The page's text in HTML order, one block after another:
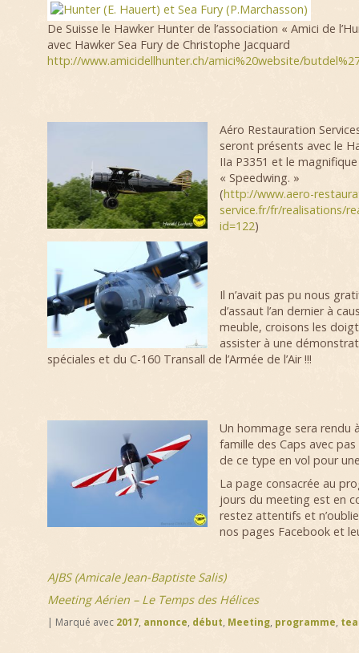
De Suisse le Hawker Hunter de l’association « Amici de
avec Hawker Sea Fury de Christophe Jacquard
http://www.amicidellhunter.ch/amici%20website/
Aéro Restauration
seront présents avec le
IIa P3351 et le
« Speedwing. »
(http://www.aero-
service.fr/fr/realisations/
id=122)
Il n’avait pas pu nous
d’assaut l’an dernier à
meuble, croisons les
assister à une
spéciales et du C-160 Transall de l’Armée de l’Air !!!
Un hommage sera rendu
famille des Caps avec
de ce type en vol pour
La page consacrée au
jours du meeting est en
restez attentifs et
nos pages Facebook et
AJBS (Amicale Jean-Baptiste Salis)
Meeting Aérien – Le Temps des Hélices
| Marqué avec 2017, annonce, début, Meeting, programme,